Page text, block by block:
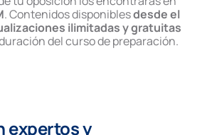
. Contenidos disponiblesdesde el
ilimitadas y gratuitas
del curso de preparación.
expertos y